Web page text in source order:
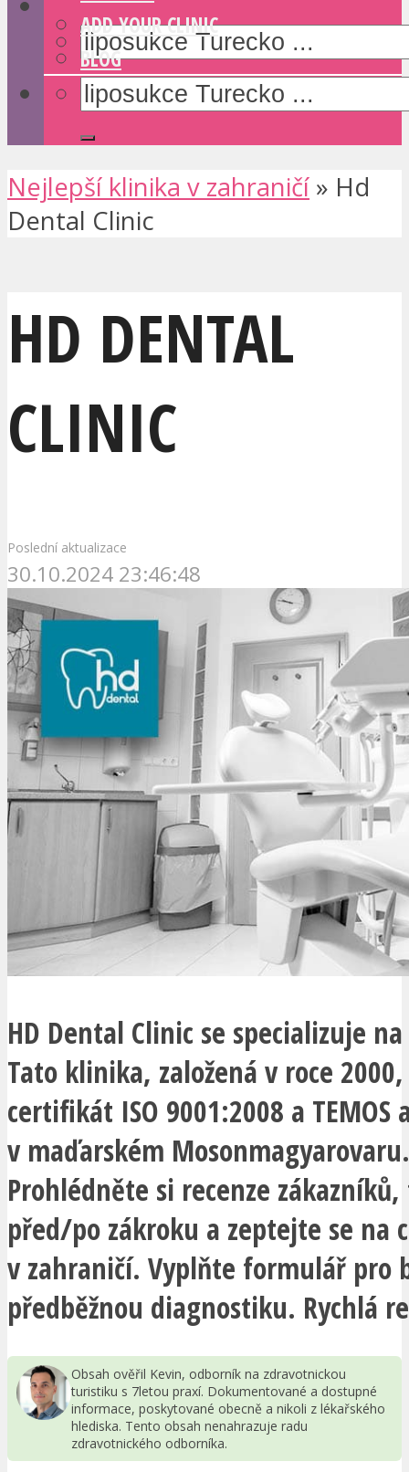
ADD YOUR CLINIC
BLOG
Nejlepší klinika v zahraničí » Hd
Dental Clinic
HD DENTAL
CLINIC
Poslední aktualizace
30.10.2024 23:46:48
HD Dental Clinic se specializuje
Tato klinika, založená v roce
certifikát ISO 9001:2008 a TEMOS
v maďarském Mosonmagyarovaru.
Prohlédněte si recenze
před/po zákroku a zeptejte se na
v zahraničí. Vyplňte formulář pro
předběžnou diagnostiku. Rychlá
Obsah ověřil Kevin, odborník na zdravotnickou
turistiku s 7letou praxí. Dokumentované a dostupné
informace, poskytované obecně a nikoli z lékařského
hlediska. Tento obsah nenahrazuje radu
zdravotnického odborníka.